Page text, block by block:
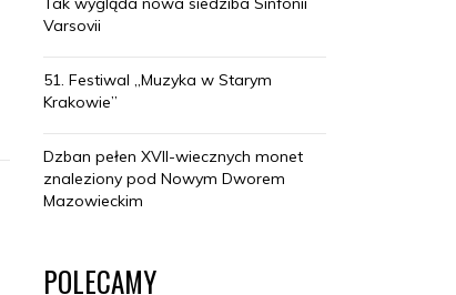
Varsovii
51. Festiwal „Muzyka w Starym
Krakowie”
Dzban pełen XVII-wiecznych monet
znaleziony pod Nowym Dworem
Mazowieckim
POLECAMY